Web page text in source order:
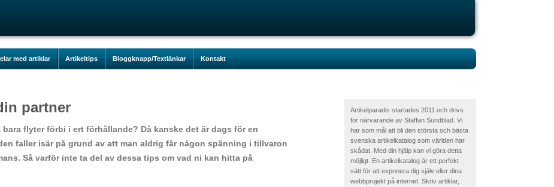
med artiklar Artikeltips Bloggknapp/Textlänkar Kontakt
Artikelparadis startades 2011 och drivs
för närvarande av Staffan Sundblad. Vi
har som mål att bli den största och bästa
svenska artikelkatalog som världen har
skådat. Med din hjälp kan vi göra detta
möjligt. En artikelkatalog är ett perfekt
sätt för att exponera dig själv eller dina
webbprojekt på internet. Skriv artiklar,
partner
flyter förbi i ert förhållande? Då kanske det är dags för en
faller isär på grund av att man aldrig får någon spänning i tillvaron
Så varför inte ta del av dessa tips om vad ni kan hitta på